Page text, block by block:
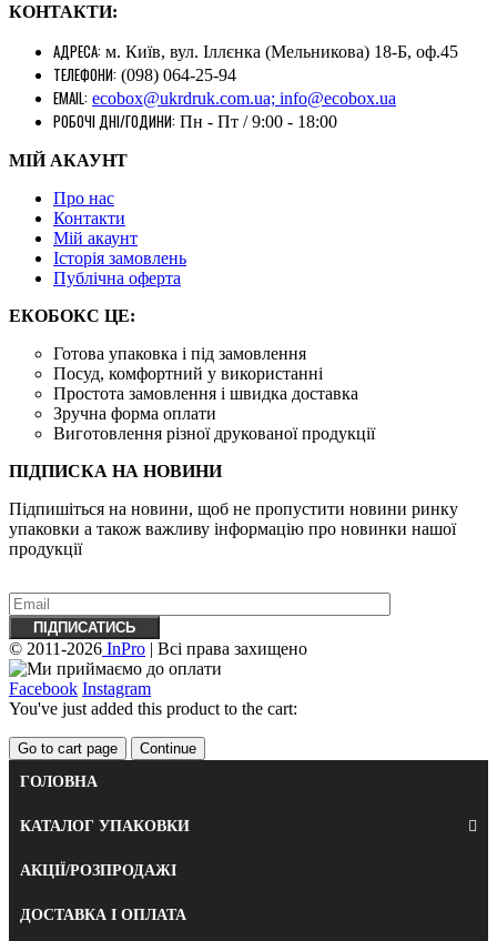
КОНТАКТИ:
АДРЕСА: м. Київ, вул. Іллєнка (Мельникова) 18-Б, оф.45
ТЕЛЕФОНИ: (098) 064-25-94
EMAIL: ecobox@ukrdruk.com.ua; info@ecobox.ua
РОБОЧІ ДНІ/ГОДИНИ: Пн - Пт / 9:00 - 18:00
МІЙ АКАУНТ
Про нас
Контакти
Mій акаунт
Історія замовлень
Публічна оферта
ЕКОБОКС ЦЕ:
Готова упаковка і під замовлення
Посуд, комфортний у використанні
Простота замовлення і швидка доставка
Зручна форма оплати
Виготовлення різної друкованої продукції
ПІДПИСКА НА НОВИНИ
Підпишіться на новини, щоб не пропустити новини ринку
упаковки а також важливу ​​інформацію про новинки нашої
продукції
© 2011-2026 InPro | Всі права захищено
Facebook Instagram
You've just added this product to the cart:
Go to cart page
Continue
ГОЛОВНА
КАТАЛОГ УПАКОВКИ
АКЦІЇ/РОЗПРОДАЖІ
ДОСТАВКА І ОПЛАТА